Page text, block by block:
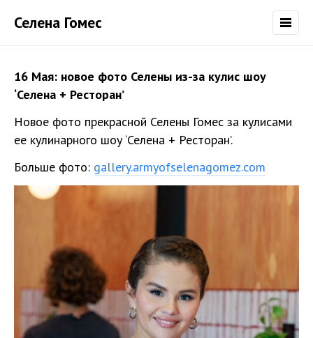
Селена Гомес
16 Мая: новое фото Селены из-за кулис шоу
‘Селена + Ресторан’
Новое фото прекрасной Селены Гомес за кулисами
ее кулинарного шоу ‘Селена + Ресторан’.
Больше фото: gallery.armyofselenagomez.com